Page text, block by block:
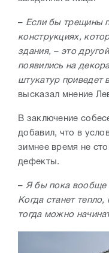
– Если бы трещины
конструкциях,
здания, – это
появились на
штукатур приведет
высказал мнение
В заключение
добавил, что в
зимнее время не
дефекты.
– Я бы пока вообще
Когда станет
тогда можно